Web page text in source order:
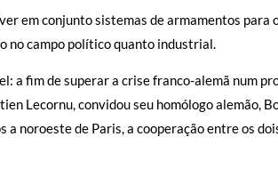
em conjunto sistemas de armamentos para
no campo político quanto industrial.
a fim de superar a crise franco-alemã num
Lecornu, convidou seu homólogo alemão,
a noroeste de Paris, a cooperação entre os